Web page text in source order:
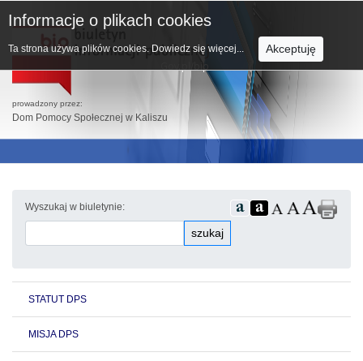
prowadzony przez:
Dom Pomocy Społecznej w Kaliszu
Wyszukaj w biuletynie:
szukaj
STATUT DPS
MISJA DPS
Informacje o plikach cookies
Ta strona używa plików cookies. Dowiedz się więcej... Akceptuję